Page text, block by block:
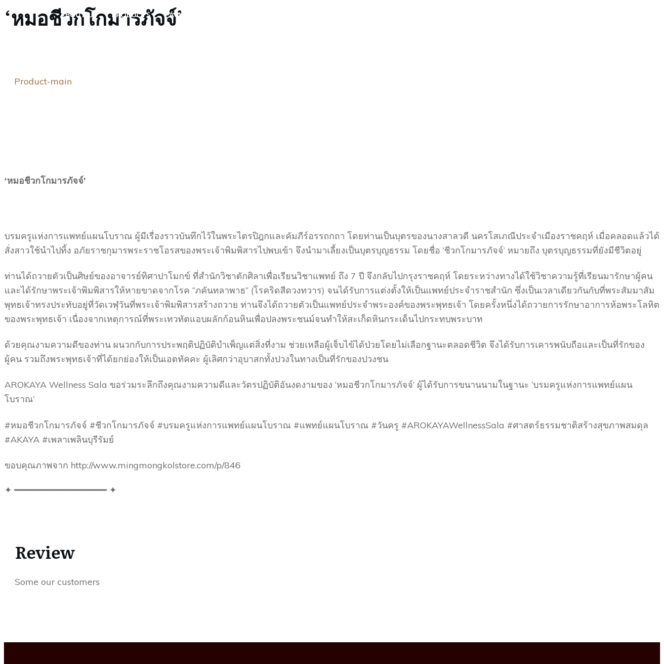
ABOUT US PRODUCTS PACKAGES
‘หมอชีวกโกมารภัจจ์’
Product-main
‘หมอชีวกโกมารภัจจ์’
บรมครูแห่งการแพทย์แผนโบราณ ผู้มีเรื่องราวบันทึกไว้ในพระไตรปิฎกและคัมภีร์อรรถกถา โดยท่านเป็นบุตรของนางสาลวดี นครโสเภณีประจำเมืองราชคฤห์ เมื่อคลอดแล้วได้
สั่งสาวใช้นำไปทิ้ง อภัยราชกุมารพระราชโอรสของพระเจ้าพิมพิสารไปพบเข้า จึงนำมาเลี้ยงเป็นบุตรบุญธรรม โดยชื่อ ‘ชีวกโกมารภัจจ์’ หมายถึง บุตรบุญธรรมที่ยังมีชีวิตอยู่
ท่านได้ถวายตัวเป็นศิษย์ของอาจารย์ทิศาปาโมกข์ ที่สำนักวิชาตักศิลาเพื่อเรียนวิชาแพทย์ ถึง 7 ปี จึงกลับไปกรุงราชคฤห์ โดยระหว่างทางได้ใช้วิชาความรู้ที่เรียนมารักษาผู้คน
และได้รักษาพระเจ้าพิมพิสารให้หายขาดจากโรค “ภคันทลาพาธ” (โรคริดสีดวงทวาร) จนได้รับการแต่งตั้งให้เป็นแพทย์ประจำราชสำนัก ซึ่งเป็นเวลาเดียวกันกับที่พระสัมมาสัม
พุทธเจ้าทรงประทับอยู่ที่วัดเวฬุวันที่พระเจ้าพิมพิสารสร้างถวาย ท่านจึงได้ถวายตัวเป็นแพทย์ประจำพระองค์ของพระพุทธเจ้า โดยครั้งหนึ่งได้ถวายการรักษาอาการห้อพระโลหิต
ของพระพุทธเจ้า เนื่องจากเหตุการณ์ที่พระเทวทัตแอบผลักก้อนหินเพื่อปลงพระชนม์จนทำให้สะเก็ดหินกระเด็นไปกระทบพระบาท
ด้วยคุณงามความดีของท่าน ผนวกกับการประพฤติปฏิบัติบำเพ็ญแต่สิ่งที่งาม ช่วยเหลือผู้เจ็บไข้ได้ป่วยโดยไม่เลือกฐานะตลอดชีวิต จึงได้รับการเคารพนับถือและเป็นที่รักของ
ผู้คน รวมถึงพระพุทธเจ้าที่ได้ยกย่องให้เป็นเอตทัคคะ ผู้เลิศกว่าอุบาสกทั้งปวงในทางเป็นที่รักของปวงชน
AROKAYA Wellness Sala ขอร่วมระลึกถึงคุณงามความดีและวัตรปฏิบัติอันงดงามของ ‘หมอชีวกโกมารภัจจ์’ ผู้ได้รับการขนานนามในฐานะ ‘บรมครูแห่งการแพทย์แผน
โบราณ’
#หมอชีวกโกมารภัจจ์ #ชีวกโกมารภัจจ์ #บรมครูแห่งการแพทย์แผนโบราณ #แพทย์แผนโบราณ #วันครู #AROKAYAWellnessSala #ศาสตร์ธรรมชาติสร้างสุขภาพสมดุล
#AKAYA #เพลาเพลินบุรีรัมย์
ขอบคุณภาพจาก http://www.mingmongkolstore.com/p/846
✦ ━━━━━━━━━━━━━━━━━ ✦
Review
Some our customers